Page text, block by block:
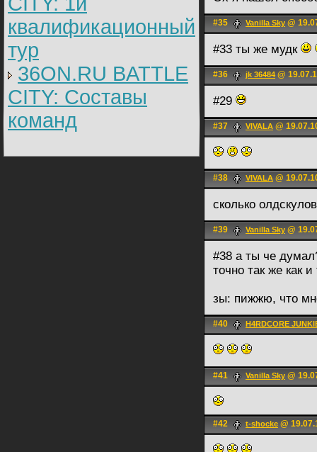
квалификационный
тур
36ON.RU BATTLE
CITY: Составы
команд
#35 Vanilla Sky @
#33 ты же мудк
#36 jk 36484 @
#29
#37 VIVALA @
#38 VIVALA @
сколько
#39 Vanilla Sky @
#38 а ты че
точно так же как
зы: пижжю, что
#40 H4RDCORE
#41 Vanilla Sky @
#42 t-shocke @